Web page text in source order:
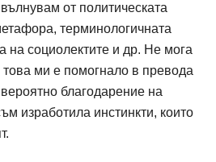
от политическата
терминологичната
на социолектите и др. Не мога
ми е помогнало в превода
благодарение на
изработила инстинкти, които